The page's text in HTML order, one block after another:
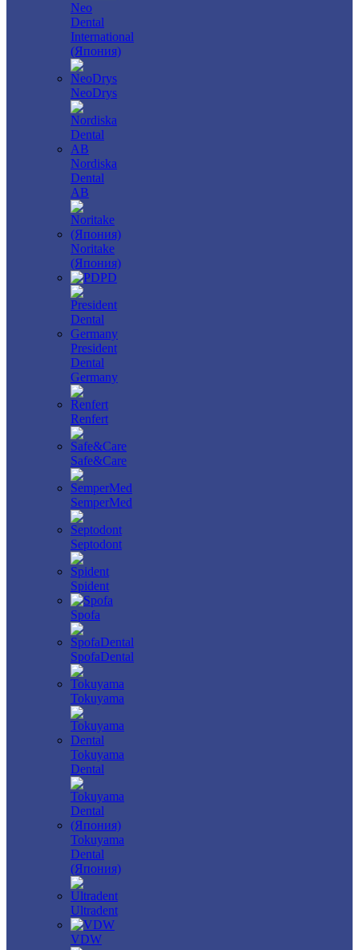
Neo
Dental
International
(Япония)
NeoDrys
Nordiska
Dental
AB
Noritake
(Япония)
PD
President
Dental
Germany
Renfert
Safe&Care
SemperMed
Septodont
Spident
Spofa
SpofaDental
Tokuyama
Tokuyama
Dental
Tokuyama
Dental
(Япония)
Ultradent
VDW